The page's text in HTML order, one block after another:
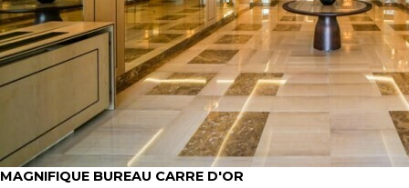
MAGNIFIQUE BUREAU CARRE D'OR